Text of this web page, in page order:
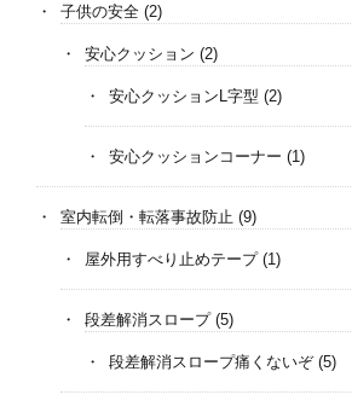
子供の安全 (2)
安心クッション (2)
安心クッションL字型 (2)
安心クッションコーナー (1)
室内転倒・転落事故防止 (9)
屋外用すべり止めテープ(1)
段差解消スロープ(5)
段差解消スロープ痛くないぞ(5)